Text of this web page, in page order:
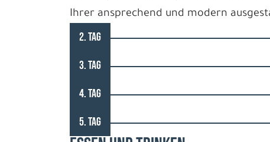
Ihrer ansprechend und modern
2. TAG
3. TAG
4. TAG
5. TAG